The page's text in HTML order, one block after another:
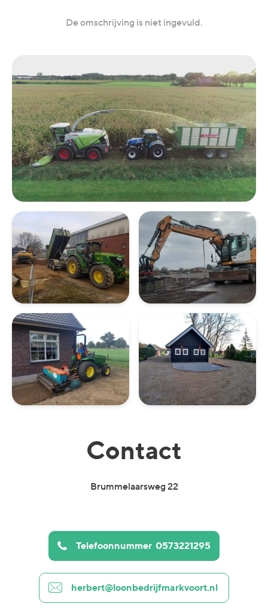
De omschrijving is niet ingevuld.
Contact
Brummelaarsweg 22
Telefoonnummer 0573221295
herbert@loonbedrijfmarkvoort.nl